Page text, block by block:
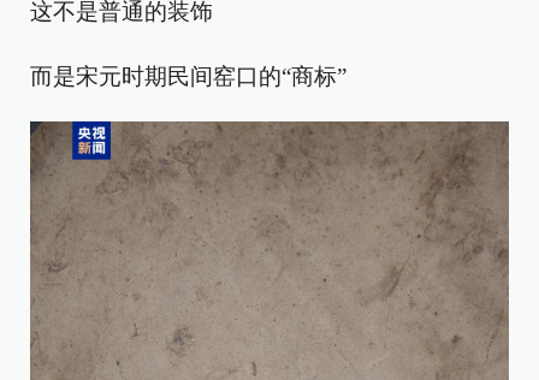
这不是普通的装饰
而是宋元时期民间窑口的“商标”